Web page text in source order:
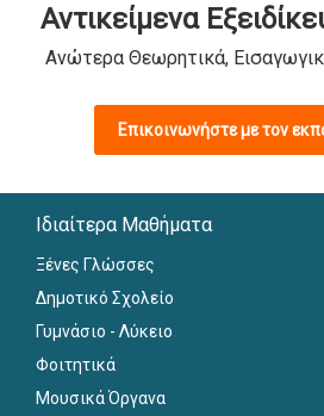
Αντικείμενα
Ανώτερα Θεωρητικά,
Επικοινωνήστε με τον
Ιδιαίτερα Μαθήματα
Ξένες Γλώσσες
Δημοτικό Σχολείο
Γυμνάσιο - Λύκειο
Φοιτητικά
Μουσικά Όργανα